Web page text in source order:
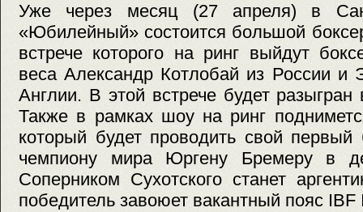
Уже через месяц (27 апреля) в
«Юбилейный» состоится большой
встрече которого на ринг выйдут
веса Александр Котлобай из России и
Англии. В этой встрече будет разыгран
Также в рамках шоу на ринг
который будет проводить свой
чемпиону мира Юргену Бремеру в
Соперником Сухотского станет
победитель завоюет вакантный пояс IBF